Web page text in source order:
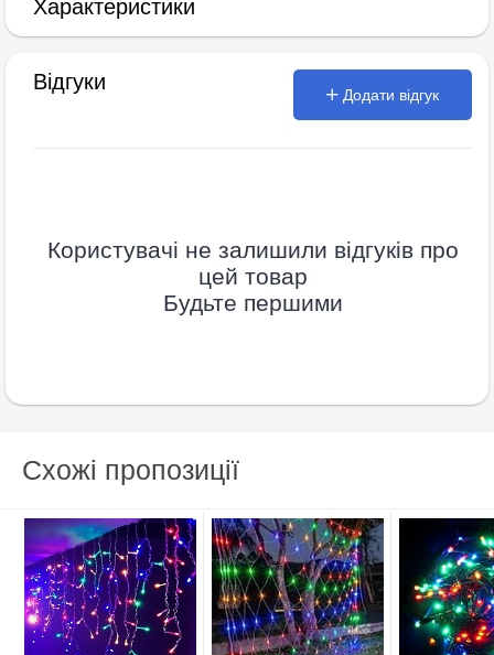
Характеристики
Відгуки
Додати відгук
Користувачі не залишили відгуків про
цей товар
Будьте першими
Схожі пропозиції